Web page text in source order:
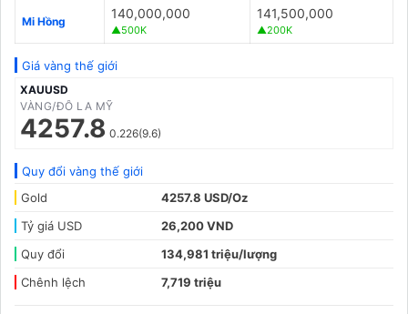
Mi Hồng
140,000,000
▲500K
141,500,000
▲200K
Giá vàng thế giới
XAUUSD
VÀNG/ĐÔ LA MỸ
4257.8 0.226(9.6)
Quy đổi vàng thế giới
Gold
4257.8 USD/Oz
Tỷ giá USD
26,200 VND
Quy đổi
134,981 triệu/lượng
Chênh lệch
7,719 triệu